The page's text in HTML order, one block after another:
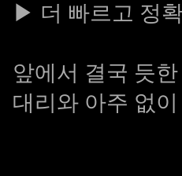
▶ 더 빠르고 정
앞에서 결국 듯
대리와 아주 없